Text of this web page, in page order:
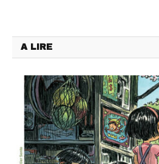
A LIRE